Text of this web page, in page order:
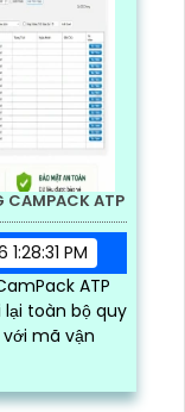
CAMPACK ATP
PM
ATP
toàn bộ quy
mã vận